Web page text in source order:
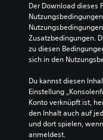
Der Download dieses
Zusatzbedingungen.
zu diesen
sich in den
Du kannst diesen
Einstellung
Konto verknüpft ist,
den Inhalt auch auf
und dort spielen,
anmeldest.